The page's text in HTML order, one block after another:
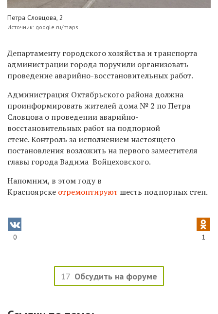
Петра Словцова, 2
Источник: google.ru/maps
Департаменту городского хозяйства и транспорта
администрации города поручили организовать
проведение аварийно-восстановительных работ.
Администрация Октябрьского района должна
проинформировать жителей дома № 2 по Петра
Словцова о проведении аварийно-
восстановительных работ на подпорной
стене. Контроль за исполнением настоящего
постановления возложить на первого заместителя
главы города Вадима Войцеховского.
Напомним, в этом году в
Красноярске отремонтируют шесть подпорных стен.
0 1
17 Обсудить на форуме